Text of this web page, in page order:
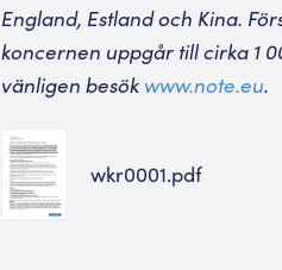
England, Estland och Kina.
koncernen uppgår till cirka 1
vänligen besök www.note.eu.
wkr0001.pdf